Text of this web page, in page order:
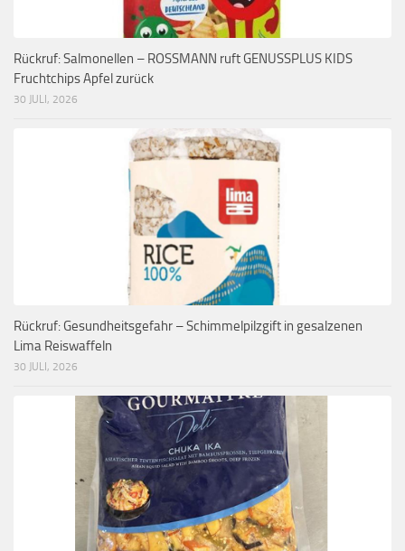
Rückruf: Salmonellen – ROSSMANN ruft GENUSSPLUS KIDS
Fruchtchips Apfel zurück
30 JULI, 2026
Rückruf: Gesundheitsgefahr – Schimmelpilzgift in gesalzenen
Lima Reiswaffeln
30 JULI, 2026